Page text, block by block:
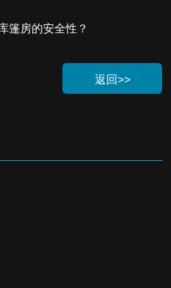
篷房的安全性？
返回>>